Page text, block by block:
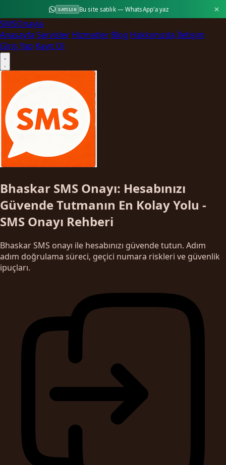
SATILIK Bu site satılık — WhatsApp'a yaz
SMSOnayla
Anasayfa Servisler Hizmetler Blog Hakkımızda İletişim
Giriş Yap Kayıt Ol
Bhaskar SMS Onayı: Hesabınızı
Güvende Tutmanın En Kolay Yolu -
SMS Onayı Rehberi
Bhaskar SMS onayı ile hesabınızı güvende tutun. Adım
adım doğrulama süreci, geçici numara riskleri ve güvenlik
ipuçları.